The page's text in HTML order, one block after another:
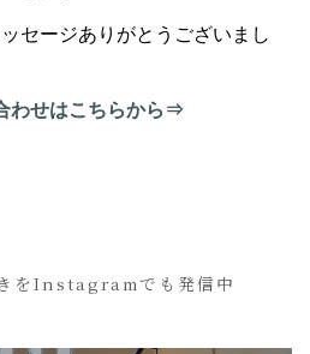
セージありがとうございまし
わせはこちらから⇒
をInstagramでも発信中